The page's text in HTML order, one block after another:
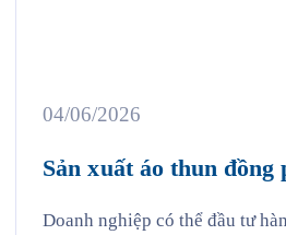
04/06/2026
Sản xuất áo thun đồng
Doanh nghiệp có thể đầu tư